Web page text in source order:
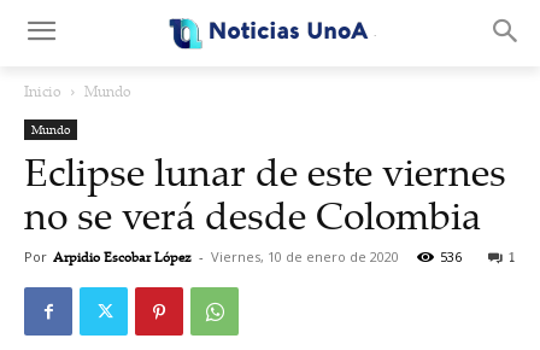
Inicio Mundo
Mundo
Eclipse lunar de este viernes
no se verá desde Colombia
Por Arpidio Escobar López - Viernes, 10 de enero de 2020 1
536